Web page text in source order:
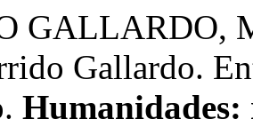
GALLARDO,
Gallardo.
Humanidades: